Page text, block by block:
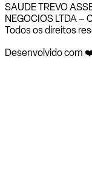
SAUDE TREVO
NEGOCIOS LTDA
Todos os direitos
Desenvolvido com